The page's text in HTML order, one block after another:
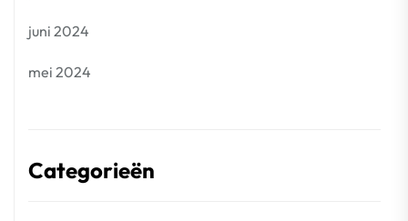
juni 2024
mei 2024
Categorieën